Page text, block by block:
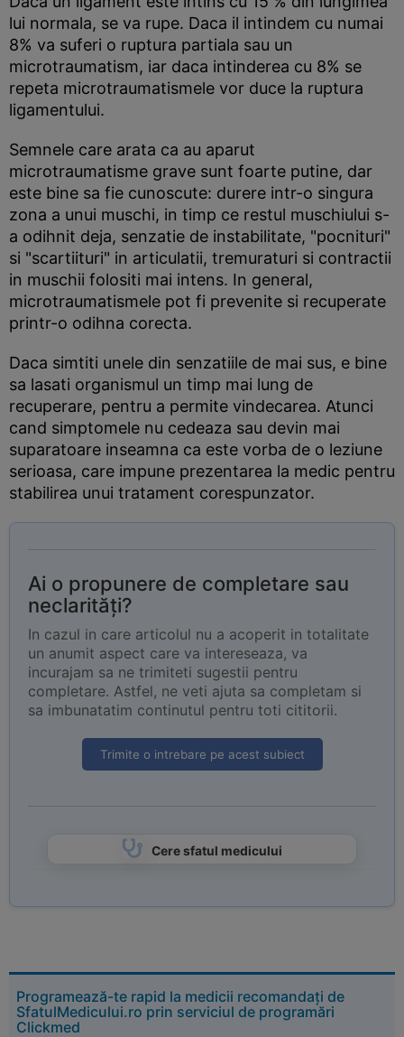
lui normala, se va rupe. Daca il intindem cu numai
8% va suferi o ruptura partiala sau un
microtraumatism, iar daca intinderea cu 8% se
repeta microtraumatismele vor duce la ruptura
ligamentului.
Semnele care arata ca au aparut
microtraumatisme grave sunt foarte putine, dar
este bine sa fie cunoscute: durere intr-o singura
zona a unui muschi, in timp ce restul muschiului s-
a odihnit deja, senzatie de instabilitate, "pocnituri"
si "scartiituri" in articulatii, tremuraturi si contractii
in muschii folositi mai intens. In general,
microtraumatismele pot fi prevenite si recuperate
printr-o odihna corecta.
Daca simtiti unele din senzatiile de mai sus, e bine
sa lasati organismul un timp mai lung de
recuperare, pentru a permite vindecarea. Atunci
cand simptomele nu cedeaza sau devin mai
suparatoare inseamna ca este vorba de o leziune
serioasa, care impune prezentarea la medic pentru
stabilirea unui tratament corespunzator.
Ai o propunere de completare sau
neclarități?
In cazul in care articolul nu a acoperit in totalitate
un anumit aspect care va intereseaza, va
incurajam sa ne trimiteti sugestii pentru
completare. Astfel, ne veti ajuta sa completam si
sa imbunatatim continutul pentru toti cititorii.
Trimite o intrebare pe acest subiect
Cere sfatul medicului
Programează-te rapid la medicii recomandați de
SfatulMedicului.ro prin serviciul de programări
Clickmed